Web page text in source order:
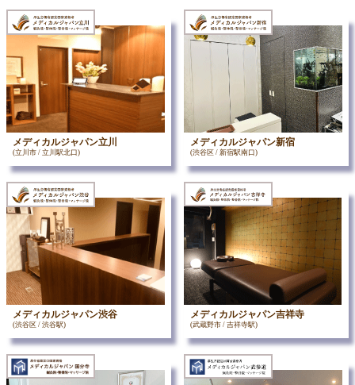
メディカルジャパン立川
(立川市 / 立川駅北口)
メディカルジャパン新宿
(渋谷区 / 新宿駅南口)
メディカルジャパン渋谷
(渋谷区 / 渋谷駅)
メディカルジャパン吉祥寺
(武蔵野市 / 吉祥寺駅)